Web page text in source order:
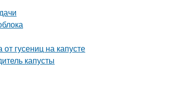
гусениц на капусте
капусты